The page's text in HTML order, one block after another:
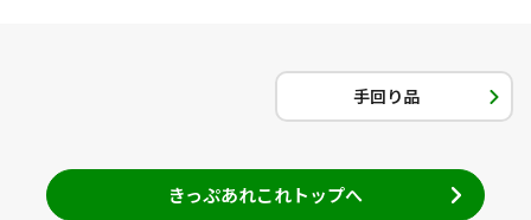
手回り品
きっぷあれこれトップへ